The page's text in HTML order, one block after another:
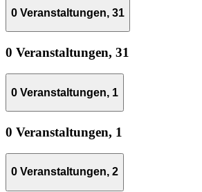
0 Veranstaltungen, 31
0 Veranstaltungen, 31
0 Veranstaltungen, 1
0 Veranstaltungen, 1
0 Veranstaltungen, 2